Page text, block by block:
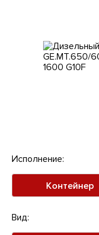
Исполнение:
Контейнер
Вид: